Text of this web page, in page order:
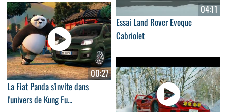
04:11
Essai Land Rover Evoque
Cabriolet
00:27
La Fiat Panda s'invite dans
l'univers de Kung Fu...